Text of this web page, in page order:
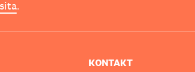
.
KONTAKT